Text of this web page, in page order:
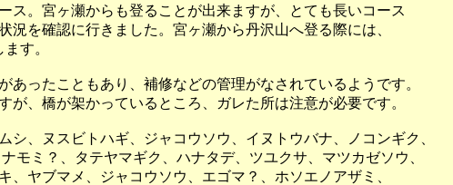
ス。宮ヶ瀬からも登ることが出来ますが、とても長いコース
を確認に行きました。宮ヶ瀬から丹沢山へ登る際には、
す。
ったこともあり、補修などの管理がなされているようです。
、橋が架かっているところ、ガレた所は注意が必要です。
シ、ヌスビトハギ、ジャコウソウ、イヌトウバナ、ノコンギク、
ミ？、タテヤマギク、ハナタデ、ツユクサ、マツカゼソウ、
ヤブマメ、ジャコウソウ、エゴマ？、ホソエノアザミ、